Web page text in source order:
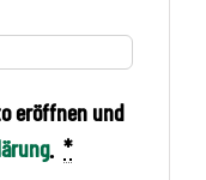
eröffnen und
. *